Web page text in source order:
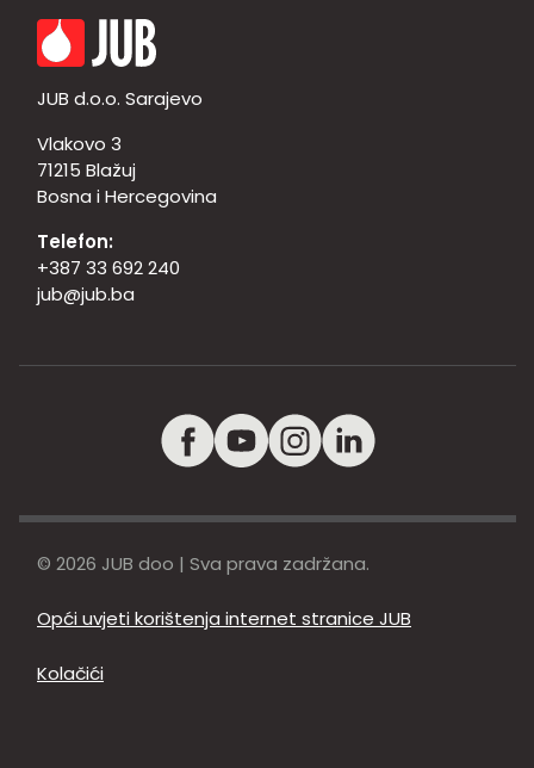
JUB d.o.o. Sarajevo
Vlakovo 3
71215 Blažuj
Bosna i Hercegovina
Telefon:
+387 33 692 240
jub@jub.ba
© 2026 JUB doo | Sva prava zadržana.
Opći uvjeti korištenja internet stranice JUB
Kolačići